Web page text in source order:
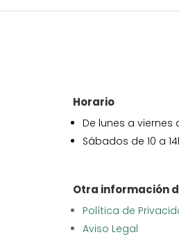
Horario
De lunes a viernes
Sábados de 10 a
Otra información
Política de
Aviso Legal